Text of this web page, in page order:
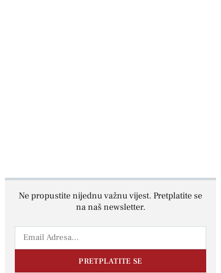
Ne propustite nijednu važnu vijest. Pretplatite se
na naš newsletter.
PRETPLATITE SE